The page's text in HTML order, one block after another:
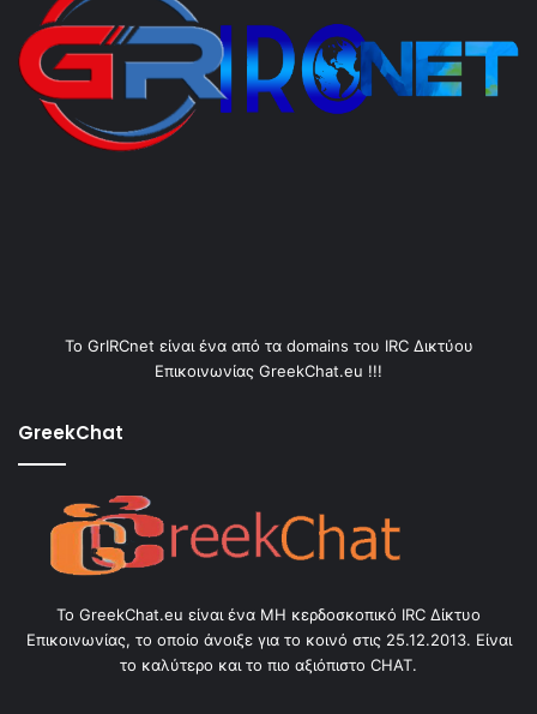
Το GrIRCnet είναι ένα από τα domains του IRC Δικτύου
Επικοινωνίας GreekChat.eu !!!
GreekChat
Το GreekChat.eu είναι ένα ΜΗ κερδοσκοπικό IRC Δίκτυο
Επικοινωνίας, το οποίο άνοιξε για το κοινό στις 25.12.2013. Είναι
το καλύτερο και το πιο αξιόπιστο CHAT.